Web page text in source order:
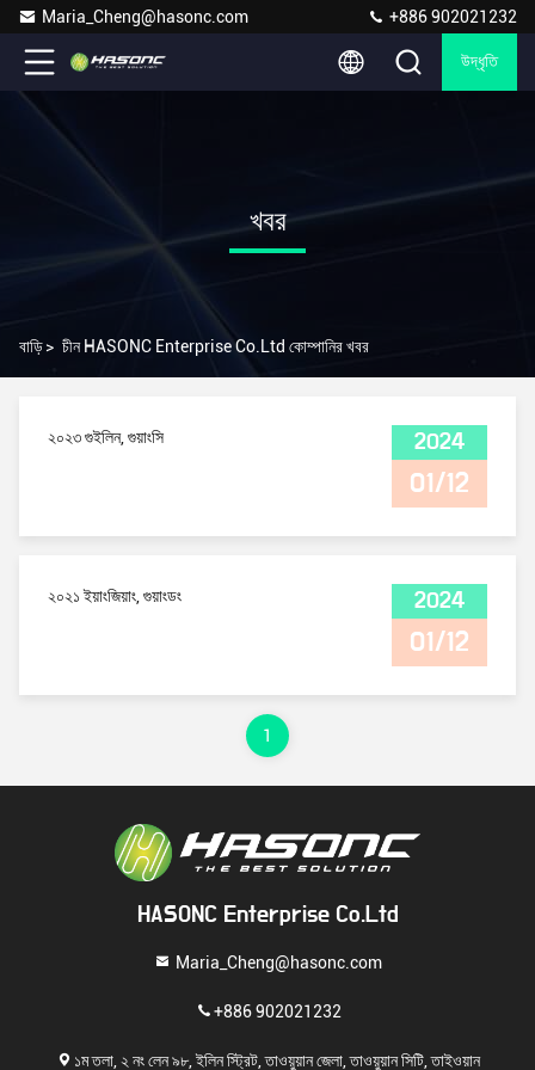
Maria_Cheng@hasonc.com +886 902021232
উদ্ধৃতি
খবর
বাড়ি> চীন HASONC Enterprise Co.Ltd কোম্পানির খবর
২০২৩ গুইলিন, গুয়াংসি 2024
01/12
২০২১ ইয়াংজিয়াং, গুয়াংডং 2024
01/12
1
HASONC Enterprise Co.Ltd
Maria_Cheng@hasonc.com
+886 902021232
১ম তলা, ২ নং লেন ৯৮, ইলিন স্ট্রিট, তাওয়ুয়ান জেলা, তাওয়ুয়ান সিটি, তাইওয়ান